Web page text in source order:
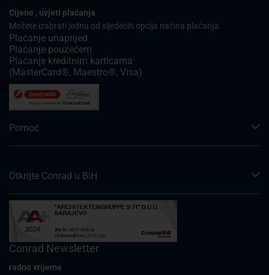
Cijene , uvjeti plaćanja
Možete izabrati jednu od sljedećih opcija načina plaćanja:
Plaćanje unaprijed
Plaćanje pouzećem
Plaćanje kreditnim karticama
(MasterCard®, Maestro®, Visa)
Pomoć
Otkrijte Conrad u BiH
Conrad Newsletter
radno vrijeme